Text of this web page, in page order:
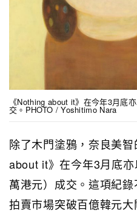
《Nothing about it》在今年3月底
交。PHOTO / Yoshitimo Nara
除了木門塗鴉，奈良美
about it》在今年3月底
萬港元）成交。這項紀
拍賣市場突破百億韓元